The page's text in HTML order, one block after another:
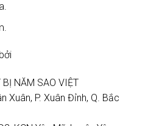
BỊ NĂM SAO VIỆT
Xuân, P. Xuân Đỉnh, Q. Bắc